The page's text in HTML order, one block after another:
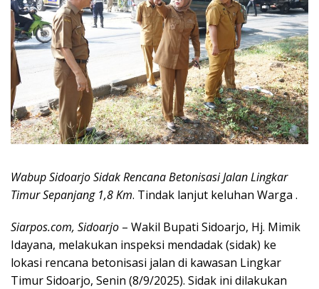
Wabup Sidoarjo Sidak Rencana Betonisasi Jalan Lingkar
Timur Sepanjang 1,8 Km. Tindak lanjut keluhan Warga .
Siarpos.com, Sidoarjo – Wakil Bupati Sidoarjo, Hj. Mimik
Idayana, melakukan inspeksi mendadak (sidak) ke
lokasi rencana betonisasi jalan di kawasan Lingkar
Timur Sidoarjo, Senin (8/9/2025). Sidak ini dilakukan